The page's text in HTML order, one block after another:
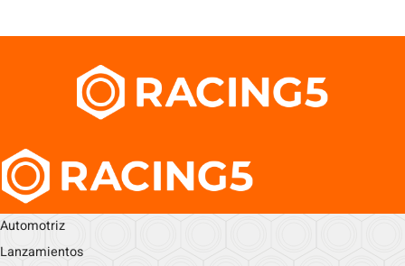
Automotriz
Lanzamientos